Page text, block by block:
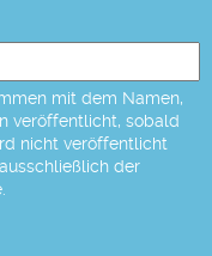
mit dem Namen,
veröffentlicht, sobald
nicht veröffentlicht
der